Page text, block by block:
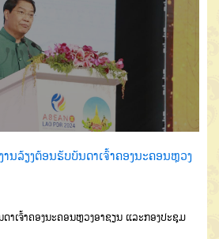
ນລ້ຽງຕ້ອນຮັບບັນດາເຈົ້າຄອງນະຄອນຫຼວງ
າເຈົ້າຄອງນະຄອນຫຼວງອາຊຽນ ແລະກອງປະຊຸມ